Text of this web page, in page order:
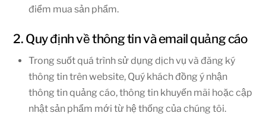
điểm mua sản phẩm.
2. Quy định về thông tin và email quảng cáo
Trong suốt quá trình sử dụng dịch vụ và đăng ký
thông tin trên website, Quý khách đồng ý nhận
thông tin quảng cáo, thông tin khuyến mãi hoặc cập
nhật sản phẩm mới từ hệ thống của chúng tôi.